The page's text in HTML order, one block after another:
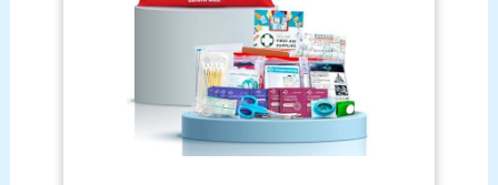
transporter. Il n'est pas nécessaire d'emporter un
coussin supplémentaire, et la conception du
coussin intégré facilite les déplacements. Il
convient à la randonnée, au camping, à
l'alpinisme et à beaucoup d'autres activités de
plein air. Option lit Double, Aacile à Connecter :
Les boutons latéraux spécialement conçus pour
les Matelas autogonflant vous permettent de